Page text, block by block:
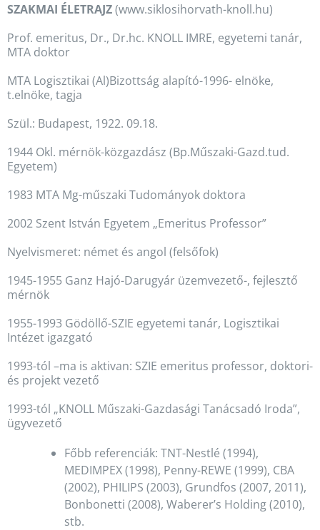
SZAKMAI ÉLETRAJZ(www.siklosihorvath-knoll.hu)
Prof. emeritus, Dr., Dr.hc. KNOLL IMRE, egyetemi tanár,
MTA doktor
MTA Logisztikai (Al)Bizottság alapító-1996- elnöke,
t.elnöke, tagja
Szül.: Budapest, 1922. 09.18.
1944 Okl. mérnök-közgazdász (Bp.Műszaki-Gazd.tud.
Egyetem)
1983 MTA Mg-műszaki Tudományok doktora
2002 Szent István Egyetem „Emeritus Professor”
Nyelvismeret: német és angol (felsőfok)
1945-1955 Ganz Hajó-Darugyár üzemvezető-, fejlesztő
mérnök
1955-1993 Gödöllő-SZIE egyetemi tanár, Logisztikai
Intézet igazgató
1993-tól –ma is aktivan: SZIE emeritus professor, doktori-
és projekt vezető
1993-tól „KNOLL Műszaki-Gazdasági Tanácsadó Iroda”,
ügyvezető
Főbb referenciák: TNT-Nestlé (1994),
MEDIMPEX (1998), Penny-REWE (1999), CBA
(2002), PHILIPS (2003), Grundfos (2007, 2011),
Bonbonetti (2008), Waberer’s Holding (2010),
stb.